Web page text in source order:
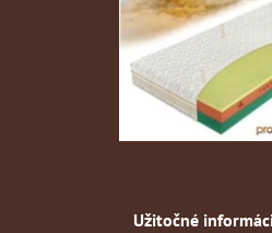
Užitočné